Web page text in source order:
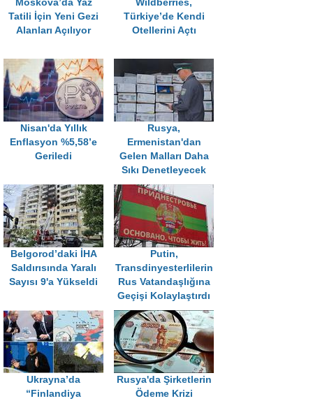
Moskova’da Yaz
Tatili İçin Yeni Gezi
Alanları Açılıyor
Wildberries,
Türkiye’de Kendi
Otellerini Açtı
Nisan'da Yıllık
Enflasyon %5,58’e
Geriledi
Rusya,
Ermenistan'dan
Gelen Malları Daha
Sıkı Denetleyecek
Belgorod’daki İHA
Saldırısında Yaralı
Sayısı 9'a Yükseldi
Putin,
Transdinyesterlilerin
Rus Vatandaşlığına
Geçişi Kolaylaştırdı
Ukrayna’da
“Finlandiya
Rusya'da Şirketlerin
Ödeme Krizi